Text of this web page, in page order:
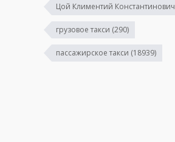
Цой Климентий Константинович
грузовое такси (290)
пассажирское такси (18939)